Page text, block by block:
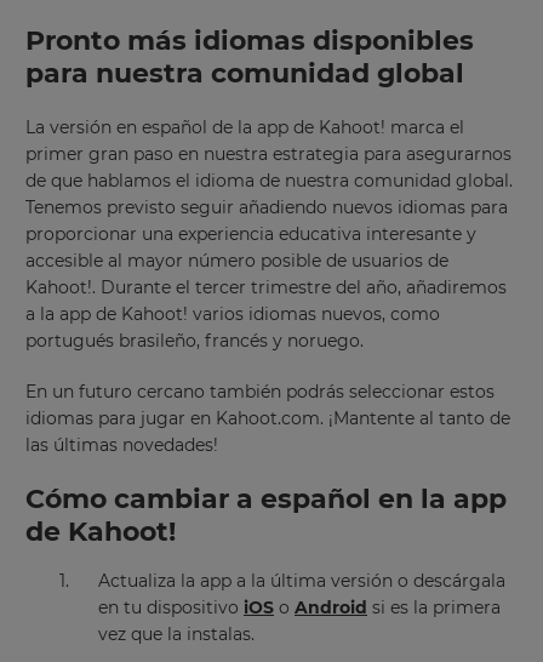
Pronto más idiomas disponibles
para nuestra comunidad global
La versión en español de la app de Kahoot! marca el
primer gran paso en nuestra estrategia para asegurarnos
de que hablamos el idioma de nuestra comunidad global.
Tenemos previsto seguir añadiendo nuevos idiomas para
proporcionar una experiencia educativa interesante y
accesible al mayor número posible de usuarios de
Kahoot!. Durante el tercer trimestre del año, añadiremos
a la app de Kahoot! varios idiomas nuevos, como
portugués brasileño, francés y noruego.
En un futuro cercano también podrás seleccionar estos
idiomas para jugar en Kahoot.com. ¡Mantente al tanto de
las últimas novedades!
Cómo cambiar a español en la app
de Kahoot!
Actualiza la app a la última versión o descárgala
en tu dispositivo iOS o Android si es la primera
vez que la instalas.
Update